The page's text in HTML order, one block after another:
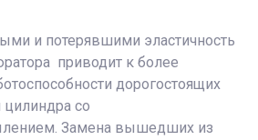
и потерявшими эластичность
приводит к более
дорогостоящих
со
Замена вышедших из